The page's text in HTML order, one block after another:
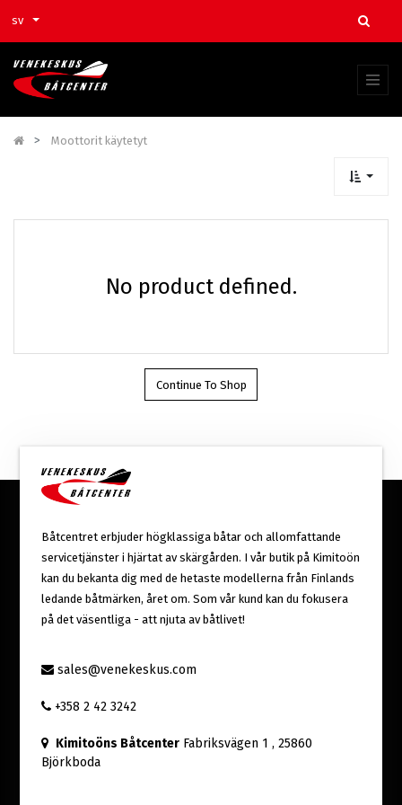
sv
Moottorit käytetyt
No product defined.
Continue To Shop
Båtcentret erbjuder högklassiga båtar och allomfattande
servicetjänster i hjärtat av skärgården. I vår butik på Kimitoön
kan du bekanta dig med de hetaste modellerna från Finlands
ledande båtmärken, året om. Som vår kund kan du fokusera
på det väsentliga - att njuta av båtlivet!
sales@venekeskus.com
+358 2 42 3242
Kimitoöns Båtcenter Fabriksvägen 1 , 25860
Björkboda